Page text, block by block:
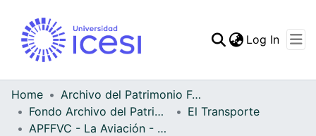
Statistics
Log In
Home
Archivo del Patrimonio Fotográfico y Fílmico del Valle del Cauca
Fondo Archivo del Patrimonio Fotográfico y Fílmico del Valle del Cauca
El Transporte
APFFVC - La Aviación - Patrimonial